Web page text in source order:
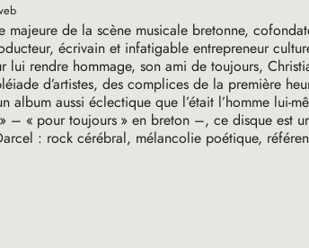
majeure de la scène musicale bretonne,
écrivain et infatigable entrepreneur
lui rendre hommage, son ami de toujours,
d’artistes, des complices de la première
album aussi éclectique que l’était l’homme lui-
» – « pour toujours » en breton –, ce disque est
: rock cérébral, mélancolie poétique,